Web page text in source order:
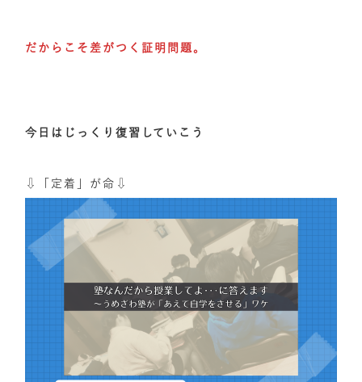
だからこそ差がつく証明問題。
今日はじっくり復習していこう
⇩「定着」が命⇩